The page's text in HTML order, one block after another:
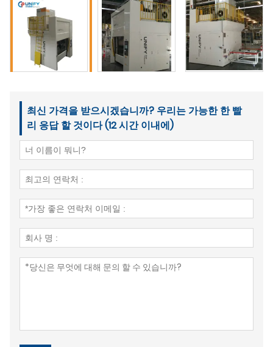
최신 가격을 받으시겠습니까? 우리는 가능한 한 빨
리 응답 할 것이다 (12 시간 이내에)